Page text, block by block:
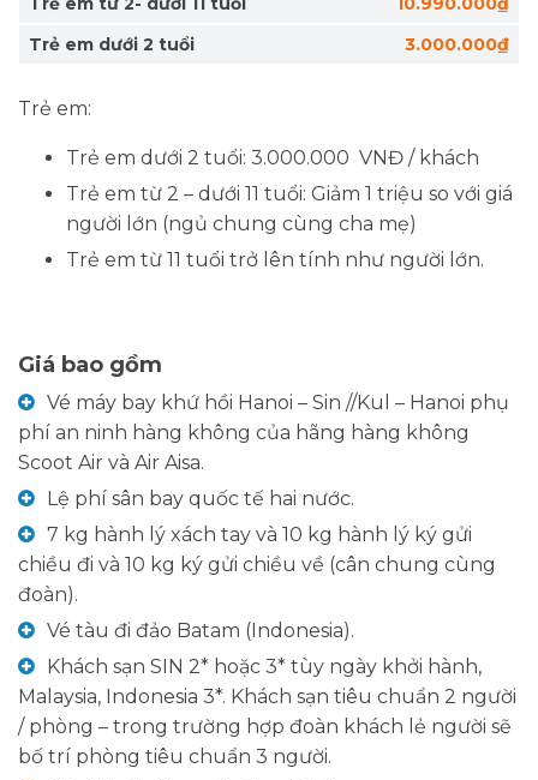
đỉnh cao nguyên với độ cao 2.000m so với
phá thế giới sống động tại đây.
Quý khách có thể mua sắm, thử vận may
tại sòng bạc
Genting Casinonổi tiếng
Đông Nam Á, tham gia các trò chơi như: lái
xe mô tô, đi tàu cao tốc trên không, vui
chơi chụp hình trong nhà tuyết… (chi phí
Nghỉ đêm tại khách sạn tại Kuala
Lumpur.
Trẻ em dưới 2 tuổi
3.000.000₫
Trẻ em:
Trẻ em dưới 2 tuổi: 3.000.000 VNĐ / khách
Trẻ em từ 2 – dưới 11 tuổi: Giảm 1 triệu so với giá
người lớn (ngủ chung cùng cha mẹ)
Trẻ em từ 11 tuổi trở lên tính như người lớn.
Giá bao gồm
Vé máy bay khứ hồi Hanoi – Sin //Kul – Hanoi phụ
phí an ninh hàng không của hãng hàng không
Scoot Air và Air Aisa.
Lệ phí sân bay quốc tế hai nước.
7 kg hành lý xách tay và 10 kg hành lý ký gửi
chiều đi và 10 kg ký gửi chiều về (cân chung cùng
đoàn).
Vé tàu đi đảo Batam (Indonesia).
Khách sạn SIN 2* hoặc 3* tùy ngày khởi hành,
Malaysia, Indonesia 3*. Khách sạn tiêu chuẩn 2 người
/ phòng – trong trường hợp đoàn khách lẻ người sẽ
bố trí phòng tiêu chuẩn 3 người.